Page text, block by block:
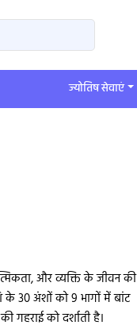
ज्योतिष सेवाएं
और व्यक्ति के जीवन की
के 30 अंशों को 9 भागों में बांट
को दर्शाती है।